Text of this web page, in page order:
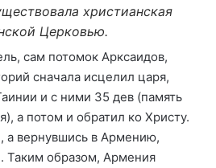
христианская
Церковью.
сам потомок Арксаидов,
сначала исцелил царя,
и с ними 35 дев (память
а потом и обратил ко Христу.
а вернувшись в Армению,
Таким образом, Армения